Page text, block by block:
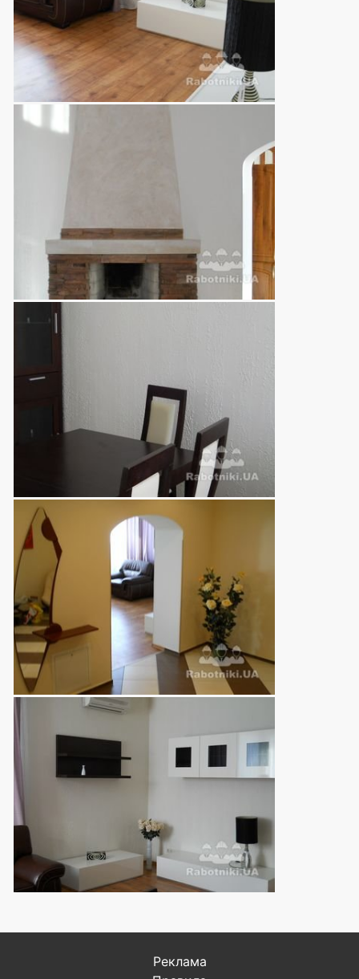
Реклама